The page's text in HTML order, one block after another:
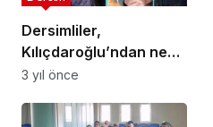
Dersimliler,
Kılıçdaroğlu’ndan ne
bekliyor: Barış,
demokrasi…
3 yıl önce